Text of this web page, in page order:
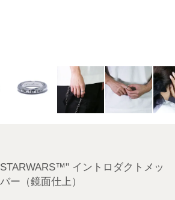
イントロダクトメッ
ー（鏡面仕上）